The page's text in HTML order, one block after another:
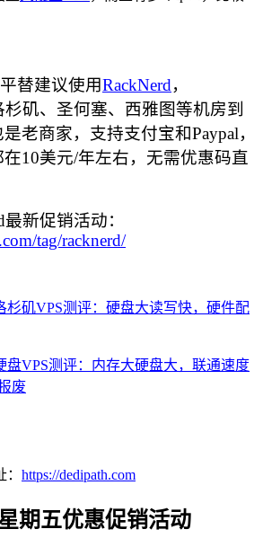
替建议使用RackNerd，
杉矶、圣何塞、西雅图等机房到
老商家，支持支付宝和Paypal，
10美元/年左右，无需优惠码直
新促销活动：
tag/racknerd/
杉矶VPS测评：硬盘大读写快，硬件配
盘VPS测评：内存大硬盘大，联通速度
废
https://dedipath.com
期五优惠促销活动